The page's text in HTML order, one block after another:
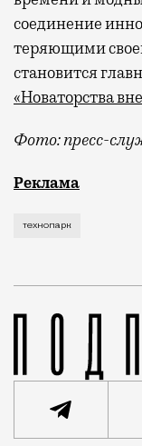
соединение
теряющими
становится
«Новаторства
Фото: пресс-
Рекламные
Реклама
технопарк